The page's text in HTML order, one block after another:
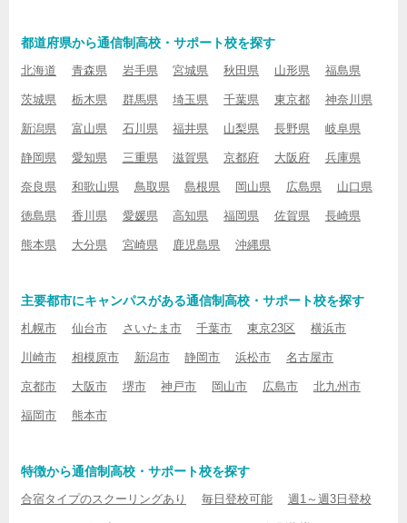
都道府県から通信制高校・サポート校を探す
北海道 青森県 岩手県 宮城県 秋田県 山形県 福島県
茨城県 栃木県 群馬県 埼玉県 千葉県 東京都 神奈川県
新潟県 富山県 石川県 福井県 山梨県 長野県 岐阜県
静岡県 愛知県 三重県 滋賀県 京都府 大阪府 兵庫県
奈良県 和歌山県 鳥取県 島根県 岡山県 広島県 山口県
徳島県 香川県 愛媛県 高知県 福岡県 佐賀県 長崎県
熊本県 大分県 宮崎県 鹿児島県 沖縄県
主要都市にキャンパスがある通信制高校・サポート校を探す
札幌市 仙台市 さいたま市 千葉市 東京23区 横浜市
川崎市 相模原市 新潟市 静岡市 浜松市 名古屋市
京都市 大阪市 堺市 神戸市 岡山市 広島市 北九州市
福岡市 熊本市
特徴から通信制高校・サポート校を探す
合宿タイプのスクーリングあり 毎日登校可能 週1～週3日登校